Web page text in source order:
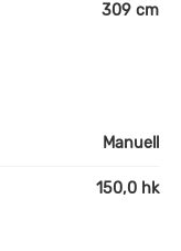
309 cm
Manuell
150,0 hk